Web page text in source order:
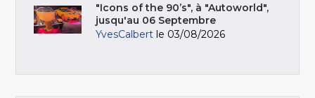
"Icons of the 90’s", à "Autoworld",
jusqu'au 06 Septembre
YvesCalbert le 03/08/2026